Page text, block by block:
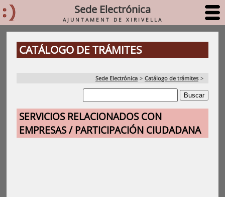
Sede Electrónica
AJUNTAMENT DE XIRIVELLA
CATÁLOGO DE TRÁMITES
Sede Electrónica > Catálogo de trámites >
SERVICIOS RELACIONADOS CON
EMPRESAS / PARTICIPACIÓN CIUDADANA